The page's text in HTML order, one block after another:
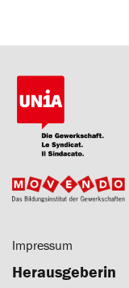
Impressum
Herausgeberin